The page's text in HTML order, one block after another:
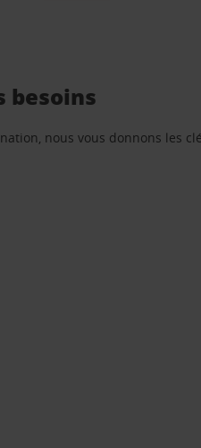
besoins
nous vous donnons les